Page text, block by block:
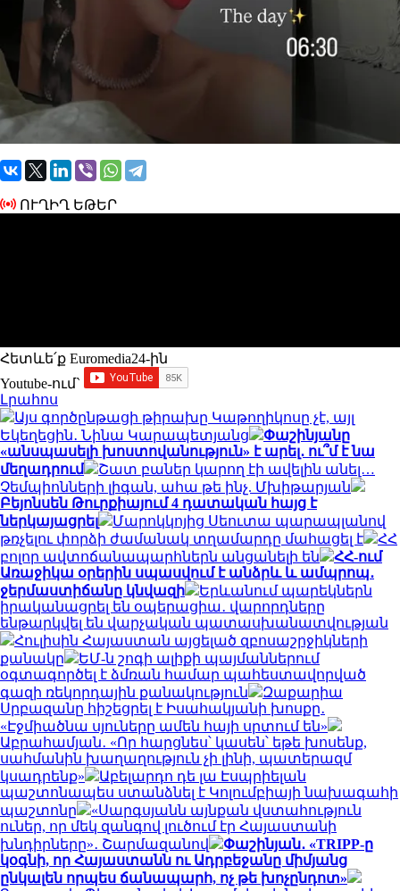
ՈՒՂԻՂ ԵԹԵՐ
Հետևե՛ք Euromedia24-ին
Youtube-ում`
Լրահոս
Այս գործընթացի թիրախը Կաթողիկոսը չէ, այլ
Եկեղեցին․ Նինա Կարապետյանց
Փաշինյանը
«անսպասելի խոստովանություն» է արել․ ու՞մ է նա
մեղադրում
Շատ բաներ կարող էի ավելին անել…
Չեմպիոնների լիգան, ահա թե ինչ. Մխիթարյան
Բեյոնսեն Թուրքիայում 4 դատական հայց է
ներկայացրել
Մարոկկոյից Սեուտա պարապլանով
թռչելու փորձի ժամանակ տղամարդը մահացել է
ՀՀ
բոլոր ավտոճանապարհներն անցանելի են
ՀՀ-ում
Առաջիկա օրերին սպասվում է անձրև և ամպրոպ․
ջերմաստիճանը կնվազի
Երևանում պարեկներն
իրականացրել են օպերացիա․ վարորդները
ենթարկվել են վարչական պատասխանատվության
Հուլիսին Հայաստան այցելած զբոսաշրջիկների
քանակը
ԵՄ-ն շոգի ալիքի պայմաններում
օգտագործել է ձմռան համար պահեստավորված
գազի ռեկորդային քանակություն
Զաքարիա
Սրբազանը հիշեցրել է Իսահակյանի խոսքը․
«Էջմիածնա սյուները ամեն հայի սրտում են»
Աբրահամյան․ «Որ հարցնես՝ կասեն՝ եթե խոսենք,
սահմանին խաղաղություն չի լինի, պատերազմ
կսադրենք»
Աբելարդո դե լա Էսպրիելան
պաշտոնապես ստանձնել է Կոլումբիայի նախագահի
պաշտոնը
«Սարգսյանն այնքան վստահություն
ուներ, որ մեկ զանգով լուծում էր Հայաստանի
խնդիրները»․ Շարմազանով
Փաշինյան․ «TRIPP-ը
կօգնի, որ Հայաստանն ու Ադրբեջանը միմյանց
ընկալեն որպես ճանապարհ, ոչ թե խոչընդոտ»